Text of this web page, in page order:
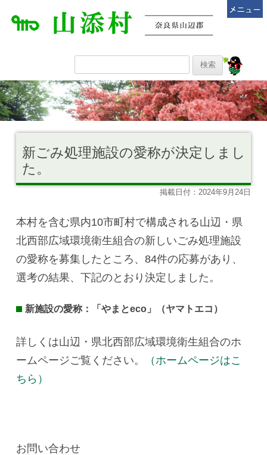
新ごみ処理施設の愛称が決定しまし
た。
掲載日付：2024年9月24日
本村を含む県内10市町村で構成される山辺・県
北西部広域環境衛生組合の新しいごみ処理施設
の愛称を募集したところ、84件の応募があり、
選考の結果、下記のとおり決定しました。
新施設の愛称：「やまとeco」（ヤマトエコ）
詳しくは山辺・県北西部広域環境衛生組合のホ
ームページご覧ください。
（ホームページはこ
ちら）
お問い合わせ